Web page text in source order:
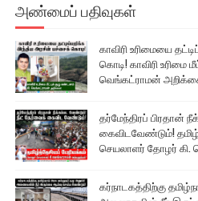
அண்மைப் பதிவுகள்
காவிரி உரிமையை
கொடி! காவிரி உரிமை
வெங்கட்ராமன்
தர்மேந்திரப் பிரதான்
கைவிடவேண்டும்!
செயலாளர் தோழர் கி.
கர்நாடகத்திற்கு